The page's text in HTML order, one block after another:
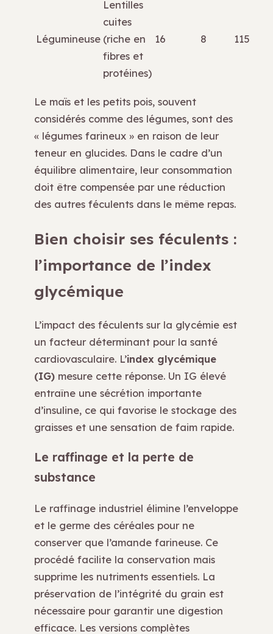
Légumineuse
Lentilles
cuites
(riche en
fibres et
protéines)
16 8 115
Le maïs et les petits pois, souvent
considérés comme des légumes, sont des
« légumes farineux » en raison de leur
teneur en glucides. Dans le cadre d’un
équilibre alimentaire, leur consommation
doit être compensée par une réduction
des autres féculents dans le même repas.
Bien choisir ses féculents :
l’importance de l’index
glycémique
L’impact des féculents sur la glycémie est
un facteur déterminant pour la santé
cardiovasculaire. L’index glycémique
(IG) mesure cette réponse. Un IG élevé
entraîne une sécrétion importante
d’insuline, ce qui favorise le stockage des
graisses et une sensation de faim rapide.
Le raffinage et la perte de
substance
Le raffinage industriel élimine l’enveloppe
et le germe des céréales pour ne
conserver que l’amande farineuse. Ce
procédé facilite la conservation mais
supprime les nutriments essentiels. La
préservation de l’intégrité du grain est
nécessaire pour garantir une digestion
efficace. Les versions complètes